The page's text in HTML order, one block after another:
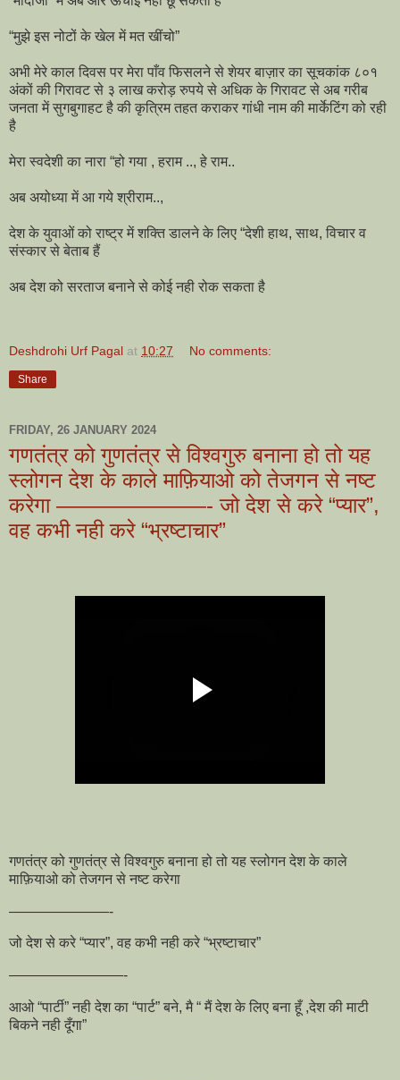
“मुझे इस नोटों के खेल में मत खींचो”
अभी मेरे काल दिवस पर मेरा पाँव फिसलने से शेयर बाज़ार का सूचकांक ८०१
अंकों की गिरावट से ३ लाख करोड़ रुपये से अधिक के गिरावट से अब गरीब
जनता में सुगबुगाहट है की कृत्रिम तहत कराकर गांधी नाम की मार्केटिंग को रही
है
मेरा स्वदेशी का नारा “हो गया , हराम .., हे राम..
अब अयोध्या में आ गये श्रीराम..,
देश के युवाओं को राष्ट्र में शक्ति डालने के लिए “देशी हाथ, साथ, विचार व
संस्कार से बेताब हैं
अब देश को सरताज बनाने से कोई नही रोक सकता है
Deshdrohi Urf Pagal at 10:27 No comments:
Share
FRIDAY, 26 JANUARY 2024
गणतंत्र को गुणतंत्र से विश्वगुरु बनाना हो तो यह
स्लोगन देश के काले माफ़ियाओ को तेजगन से नष्ट
करेगा ———————- जो देश से करे “प्यार”,
वह कभी नही करे “भ्रष्टाचार”
गणतंत्र को गुणतंत्र से विश्वगुरु बनाना हो तो यह स्लोगन देश के काले
माफ़ियाओ को तेजगन से नष्ट करेगा
———————-
जो देश से करे “प्यार”, वह कभी नही करे “भ्रष्टाचार”
————————-
आओ “पार्टी” नही देश का “पार्ट” बने, मै “ मैं देश के लिए बना हूँ ,देश की माटी
बिकने नही दूँगा”